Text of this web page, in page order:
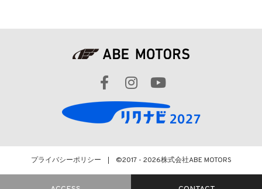
プライバシーポリシー ©2017 - 2026株式会社ABE MOTORS